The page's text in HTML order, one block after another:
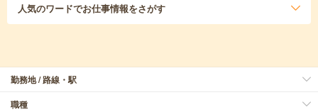
人気のワードでお仕事情報をさがす
勤務地 / 路線・駅
職種